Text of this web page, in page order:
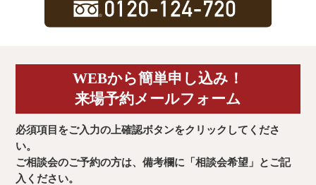
WEBから簡単申し込み！
来場予約メールフォーム
必須項目をご入力の上確認ボタンをクリックしてくださ
い。
ご相談会のご予約の方は、備考欄に「相談会希望」とご記
入ください。